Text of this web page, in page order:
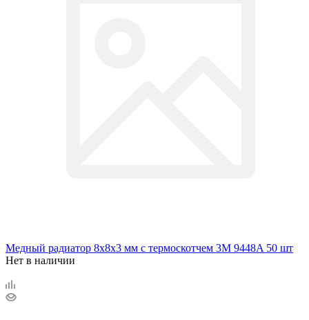
Медный радиатор 8х8х3 мм с термоскотчем 3M 9448A 50 шт
Нет в наличии